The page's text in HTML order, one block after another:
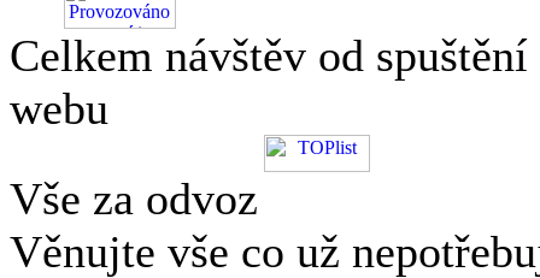
Celkem návštěv od spuštění
webu
Vše za odvoz
Věnujte vše co už